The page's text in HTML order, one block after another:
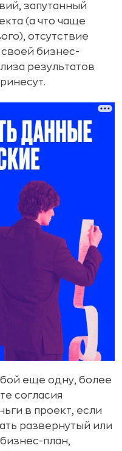
запутанный
(а что чаще
отсутствие
своей бизнес-
результатов
еще одну, более
согласия
в проект, если
развернутый или
план,